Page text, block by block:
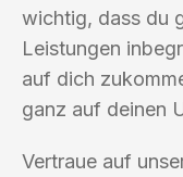
wichtig, dass du
Leistungen
auf dich
ganz auf deinen
Vertraue auf